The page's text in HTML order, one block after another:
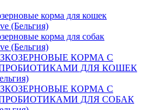
корма для кошек
(Бельгия)
корма для собак
(Бельгия)
КОРМА С
ДЛЯ КОШЕК
КОРМА С
ДЛЯ СОБАК